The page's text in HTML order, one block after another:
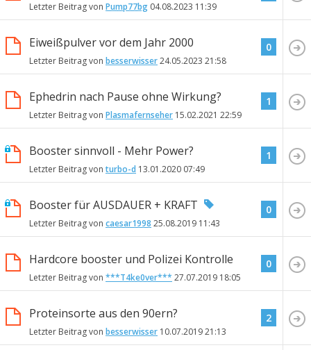
Letzter Beitrag von Pump77bg 04.08.2023 11:39
Eiweißpulver vor dem Jahr 2000
Letzter Beitrag von besserwisser24.05.2023 21:58
0
Ephedrin nach Pause ohne Wirkung?
Letzter Beitrag von Plasmafernseher 15.02.2021 22:59
1
Booster sinnvoll - Mehr Power?
Letzter Beitrag von turbo-d 13.01.2020 07:49
1
Booster für AUSDAUER + KRAFT
Letzter Beitrag von caesar1998 25.08.2019 11:43
0
Hardcore booster und Polizei Kontrolle
Letzter Beitrag von ***T4ke0ver*** 27.07.2019 18:05
0
Proteinsorte aus den 90ern?
Letzter Beitrag von besserwisser 10.07.201921:13
2